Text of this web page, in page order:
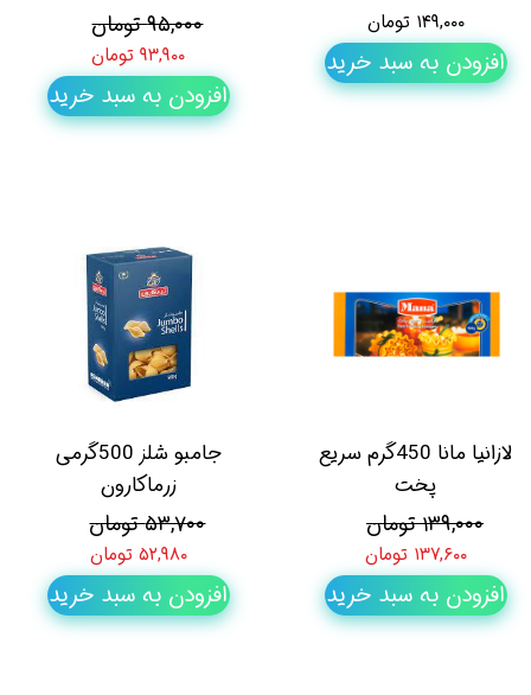
۱۴۹,۰۰۰ تومان
افزودن به سبد خرید
۹۵,۰۰۰ تومان
۹۳,۹۰۰ تومان
افزودن به سبد خرید
لازانیا مانا 450گرم سریع
پخت
۱۳۹,۰۰۰ تومان
۱۳۷,۶۰۰ تومان
افزودن به سبد خرید
جامبو شلز 500گرمی
زرماکارون
۵۳,۷۰۰ تومان
۵۲,۹۸۰ تومان
افزودن به سبد خرید